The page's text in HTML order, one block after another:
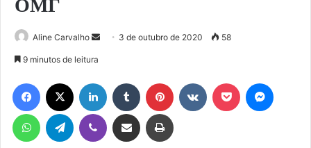
Aline Carvalho
Mande
mail
3 de outubro de 2020 58
9 minutos de leitura
Facebook Linkedin Tumblr Pinterest Pocket
WhatsAppTelegram Viber Compartilhar via e-mail Imprimir